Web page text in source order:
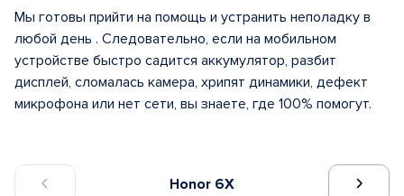
Honor 6X
Мы готовы прийти на помощь и устранить неполадку в
любой день . Следовательно, если на мобильном
устройстве быстро садится аккумулятор, разбит
дисплей, сломалась камера, хрипят динамики, дефект
микрофона или нет сети, вы знаете, где 100% помогут.